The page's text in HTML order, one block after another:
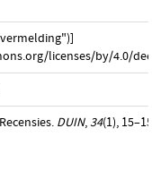
licenses/by/4.0/
DUIN, 34(1),